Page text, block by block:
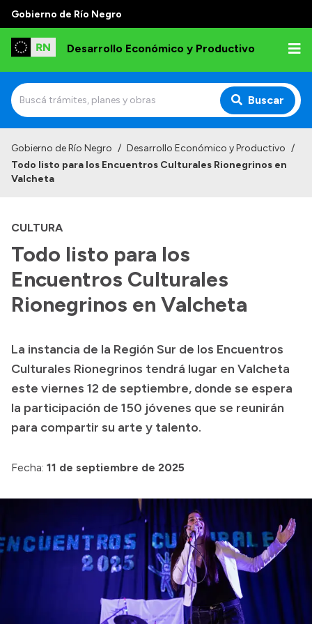
Gobierno de Río Negro
Desarrollo Económico y Productivo
Buscar
Institucional
Autoridades
Delegaciones
Normativa
Presupuesto
Boletín Oficial
Compras y licitaciones
Consulta de expedientes
Convocatorias
Intranet
Gobierno de Río Negro / Desarrollo Económico y Productivo /
Todo listo para los Encuentros Culturales Rionegrinos en
Valcheta
CULTURA
Todo listo para los
Encuentros Culturales
Rionegrinos en Valcheta
La instancia de la Región Sur de los Encuentros
Culturales Rionegrinos tendrá lugar en Valcheta
este viernes 12 de septiembre, donde se espera
la participación de 150 jóvenes que se reunirán
para compartir su arte y talento.
Fecha: 11 de septiembre de 2025